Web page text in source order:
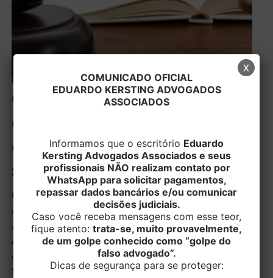
Contrato de seguro:
cancelamento do
contrato exige que o
segurado seja notificado
da mora
O Superior Tribunal de Justiça tem firmado
entendimento que nos contratos de seguro a
cobertura não poderá ser negada mesmo que ocorra
o inadimplemento de uma das parcelas por parte do
Segurado.
COMUNICADO OFICIAL
EDUARDO KERSTING ADVOGADOS
ASSOCIADOS
Informamos que o escritório Eduardo
Kersting Advogados Associados e seus
profissionais NÃO realizam contato por
WhatsApp para solicitar pagamentos,
repassar dados bancários e/ou comunicar
decisões judiciais.
Caso você receba mensagens com esse teor,
fique atento: trata-se, muito provavelmente,
de um golpe conhecido como “golpe do
falso advogado”.
Dicas de segurança para se proteger:
x